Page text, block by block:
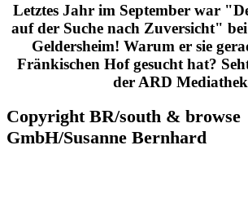
Letztes Jahr im September war
auf der Suche nach Zuversicht"
Geldersheim! Warum er sie
Fränkischen Hof gesucht hat?
der ARD
Copyright BR/south & browse
GmbH/Susanne Bernhard